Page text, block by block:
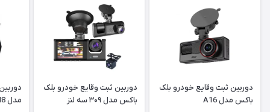
دوربین ثبت وقایع خودرو بلک
باکس مدل A16
دوربین ثبت وقایع خودرو بلک
باکس مدل ۳۰۹ سه لنز
مدل M8